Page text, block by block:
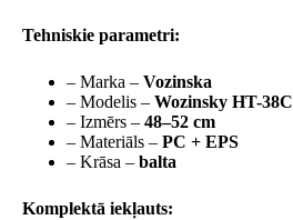
Tehniskie parametri:
– Marka – Vozinska
– Modelis – Wozinsky HT-38C
– Izmērs – 48–52 cm
– Materiāls – PC + EPS
– Krāsa – balta
Komplektā iekļauts: